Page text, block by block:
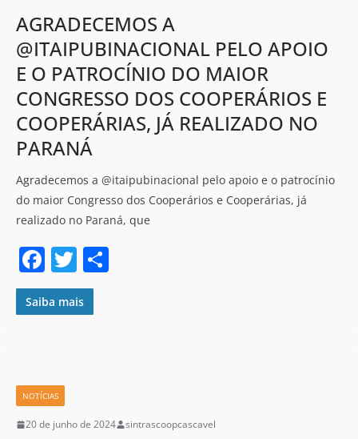
AGRADECEMOS A
@ITAIPUBINACIONAL PELO APOIO
E O PATROCÍNIO DO MAIOR
CONGRESSO DOS COOPERÁRIOS E
COOPERÁRIAS, JÁ REALIZADO NO
PARANÁ
Agradecemos a @itaipubinacional pelo apoio e o patrocínio
do maior Congresso dos Cooperários e Cooperárias, já
realizado no Paraná, que
F
a
c
o
o
T
w
itt
Saiba mais
NOTÍCIAS
20 de junho de 2024 sintrascoopcascavel